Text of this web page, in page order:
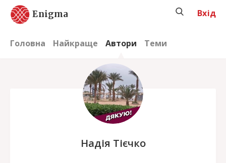
Enigma
Головна Найкраще Автори Теми
Вхід
Надія Тієчко